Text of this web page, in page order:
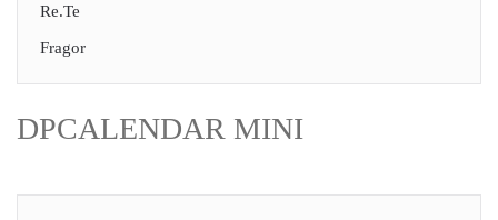
Re.Te
Fragor
DPCALENDAR MINI